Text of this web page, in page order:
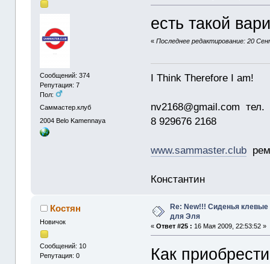
Сообщений: 374
Репутация: 7
Пол:
Саммастер.клуб
2004 Belo Kamennaya
есть такой
«Последнее редактирование: 20
I Think Therefore I am!
nv2168@gmail.com тел.
8 929676 2168
www.sammaster.club
Константин
Костян
Новичок
Сообщений: 10
Репутация: 0
Re: New!!! Сиденья
для Эля
«Ответ #25 : 16 Мая 2009, 22:53:52 »
Как